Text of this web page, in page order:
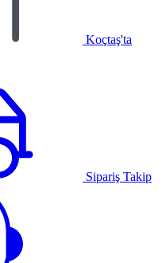
Koçtaş'ta
Sipariş Takip